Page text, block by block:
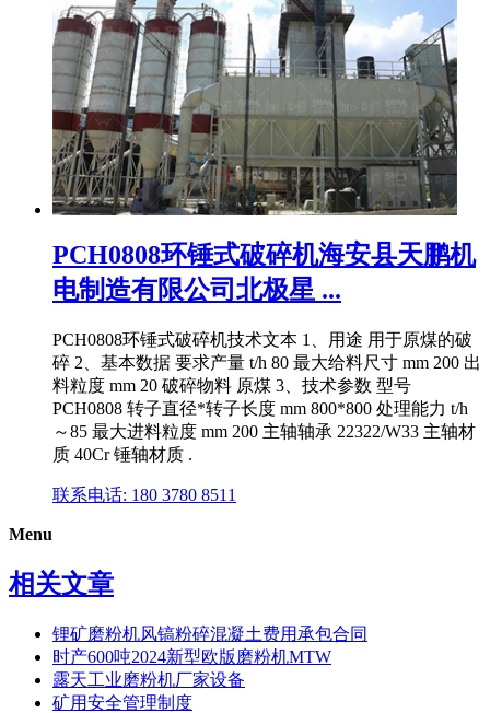
PCH0808环锤式破碎机海安县天鹏机
电制造有限公司北极星 ...
PCH0808环锤式破碎机技术文本 1、用途 用于原煤的破
碎 2、基本数据 要求产量 t/h 80 最大给料尺寸 mm 200 出
料粒度 mm 20 破碎物料 原煤 3、技术参数 型号
PCH0808 转子直径*转子长度 mm 800*800 处理能力 t/h
～85 最大进料粒度 mm 200 主轴轴承 22322/W33 主轴材
质 40Cr 锤轴材质 .
联系电话: 180 3780 8511
Menu
相关文章
锂矿磨粉机风镐粉碎混凝土费用承包合同
时产600吨2024新型欧版磨粉机MTW
露天工业磨粉机厂家设备
矿用安全管理制度